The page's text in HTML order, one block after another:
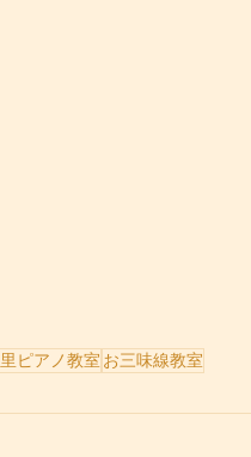
ピアノ教室 お三味線教室